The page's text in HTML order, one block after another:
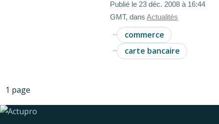
Publié le 23 déc. 2008 à 16:44
GMT, dans Actualités
commerce
carte bancaire
1 page